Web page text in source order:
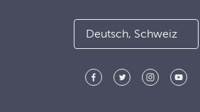
Deutsch, Schweiz